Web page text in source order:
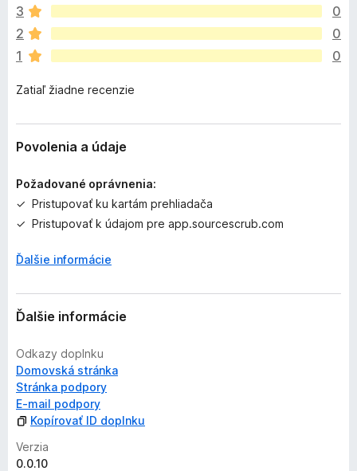
n
o
k
z
t
a
ľ
i
e
h
d
n
e
n
ý
3
0
2
0
1
0
Zatiaľ žiadne recenzie
Povolenia a údaje
Požadované oprávnenia:
Pristupovať ku kartám prehliadača
Pristupovať k údajom pre app.sourcescrub.com
Ďalšie informácie
Ďalšie informácie
Odkazy doplnku
Domovská stránka
Stránka podpory
E‑mail podpory
Kopírovať ID doplnku
Verzia
0.0.10